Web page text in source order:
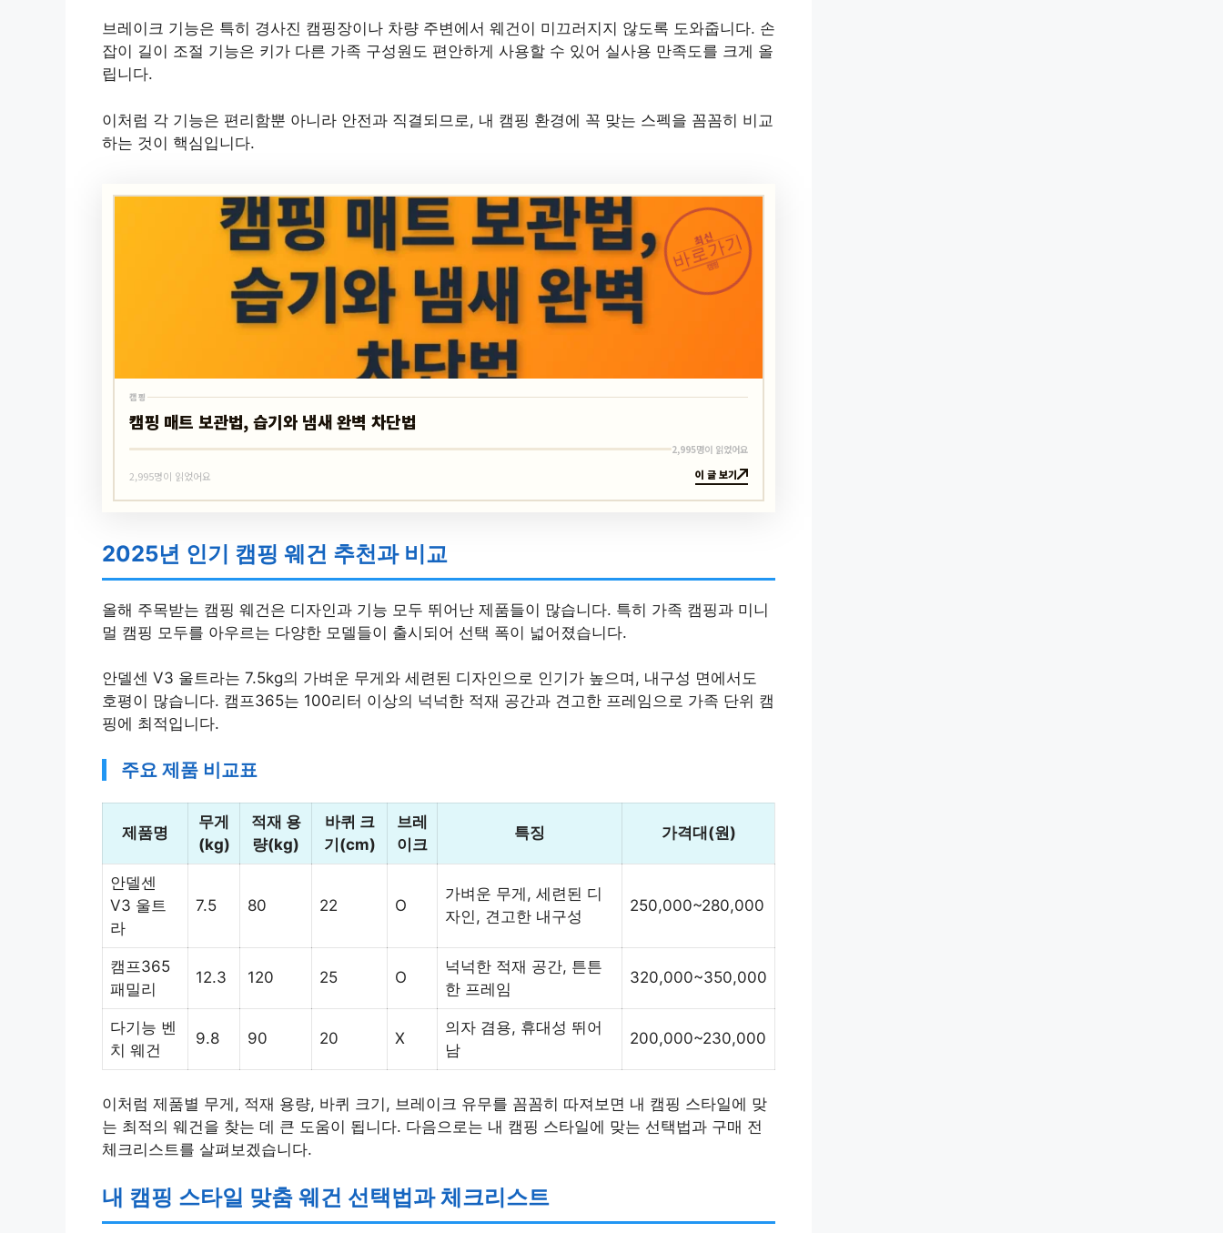
브레이크 기능은 특히 경사진 캠핑장이나 차량 주변에서 웨건이 미끄러지지 않도록 도와줍니다. 손
잡이 길이 조절 기능은 키가 다른 가족 구성원도 편안하게 사용할 수 있어 실사용 만족도를 크게 올
립니다.
이처럼 각 기능은 편리함뿐 아니라 안전과 직결되므로, 내 캠핑 환경에 꼭 맞는 스펙을 꼼꼼히 비교
하는 것이 핵심입니다.
최신
바로가기
캠핑
캠핑
캠핑 매트 보관법, 습기와 냄새 완벽 차단법
2,995명이 읽었어요
2,995명이 읽었어요 이 글 보기
2025년 인기 캠핑 웨건 추천과 비교
올해 주목받는 캠핑 웨건은 디자인과 기능 모두 뛰어난 제품들이 많습니다. 특히 가족 캠핑과 미니
멀 캠핑 모두를 아우르는 다양한 모델들이 출시되어 선택 폭이 넓어졌습니다.
안델센 V3 울트라는 7.5kg의 가벼운 무게와 세련된 디자인으로 인기가 높으며, 내구성 면에서도
호평이 많습니다. 캠프365는 100리터 이상의 넉넉한 적재 공간과 견고한 프레임으로 가족 단위 캠
핑에 최적입니다.
주요 제품 비교표
제품명
무게
(kg)
적재 용
량(kg)
바퀴 크
기(cm)
브레
이크
특징 가격대(원)
안델센
V3 울트
라
7.5 80 22 O
가벼운 무게, 세련된 디
자인, 견고한 내구성
250,000~280,000
캠프365
패밀리
12.3 120 25 O
넉넉한 적재 공간, 튼튼
한 프레임
320,000~350,000
다기능 벤
치 웨건
9.8 90 20 X
의자 겸용, 휴대성 뛰어
남
200,000~230,000
이처럼 제품별 무게, 적재 용량, 바퀴 크기, 브레이크 유무를 꼼꼼히 따져보면 내 캠핑 스타일에 맞
는 최적의 웨건을 찾는 데 큰 도움이 됩니다. 다음으로는 내 캠핑 스타일에 맞는 선택법과 구매 전
체크리스트를 살펴보겠습니다.
내 캠핑 스타일 맞춤 웨건 선택법과 체크리스트